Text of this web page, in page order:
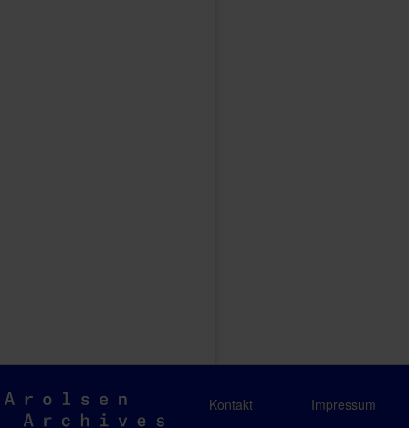
Arolsen
Kontakt Impressum